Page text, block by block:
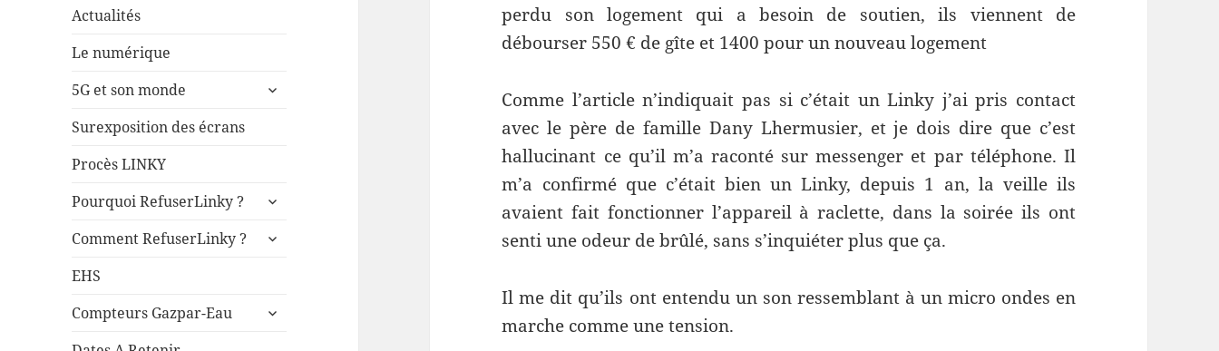
Actualités
Le numérique
5G et son monde
ouvrir
Surexposition des écrans
Procès LINKY
Pourquoi RefuserLinky ?
ouvrir
sous-
Comment RefuserLinky ?
ouvrir
EHS
Compteurs Gazpar-Eau
ouvrir
perdu son logement qui a besoin de soutien, ils viennent de
débourser 550 € de gîte et 1400 pour un nouveau logement
Comme l’article n’indiquait pas si c’était un Linky j’ai pris contact
avec le père de famille Dany Lhermusier, et je dois dire que c’est
hallucinant ce qu’il m’a raconté sur messenger et par téléphone. Il
m’a confirmé que c’était bien un Linky, depuis 1 an, la veille ils
avaient fait fonctionner l’appareil à raclette, dans la soirée ils ont
senti une odeur de brûlé, sans s’inquiéter plus que ça.
Il me dit qu’ils ont entendu un son ressemblant à un micro ondes en
marche comme une tension.